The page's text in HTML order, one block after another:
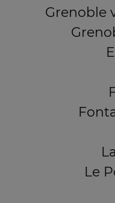
Grenoble
Le